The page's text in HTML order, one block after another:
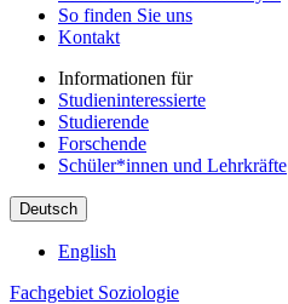
So finden Sie uns
Kontakt
Informationen für
Studieninteressierte
Studierende
Forschende
Schüler*innen und Lehrkräfte
Deutsch
English
Fachgebiet Soziologie